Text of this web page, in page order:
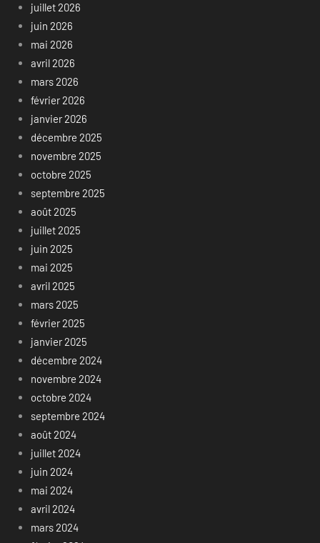
juillet 2026
juin 2026
mai 2026
avril 2026
mars 2026
février 2026
janvier 2026
décembre 2025
novembre 2025
octobre 2025
septembre 2025
août 2025
juillet 2025
juin 2025
mai 2025
avril 2025
mars 2025
février 2025
janvier 2025
décembre 2024
novembre 2024
octobre 2024
septembre 2024
août 2024
juillet 2024
juin 2024
mai 2024
avril 2024
mars 2024